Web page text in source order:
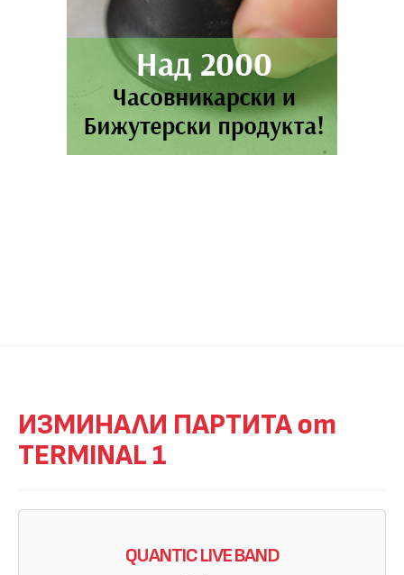
ИЗМИНАЛИ ПАРТИТА от
TERMINAL 1
QUANTIC LIVE BAND